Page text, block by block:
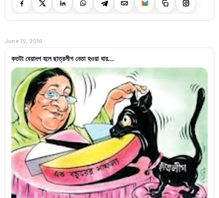
June 15, 2016
কতটা বেয়াদপ হলে ছাত্রলীগ নেতা হওয়া যায়...